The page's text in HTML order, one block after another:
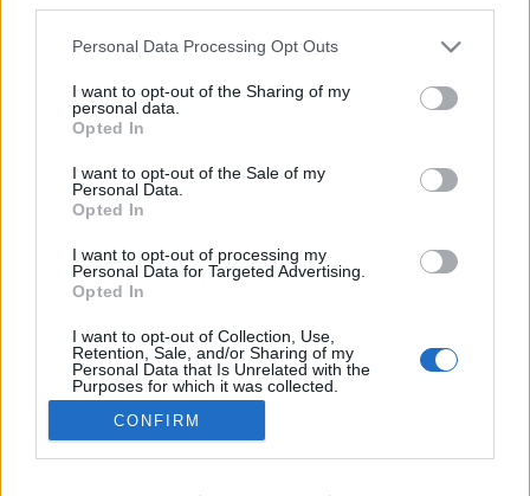
consent section.
Personal Data Processing Opt Outs
I want to opt-out of the Sharing of my
personal data.
Opted In
I want to opt-out of the Sale of my
Personal Data.
Opted In
I want to opt-out of processing my
Personal Data for Targeted Advertising.
Opted In
I want to opt-out of Collection, Use,
Retention, Sale, and/or Sharing of my
Personal Data that Is Unrelated with the
Purposes for which it was collected.
Opted Out
Google consents
CONFIRM
mettrons cette page à jour dès que ce sera le
Pour suivre l'
pas à vous rendre chez notre partenaire
RezoSport.com qui sélectionne l'actu boxe issue
classements, calendriers et résultats.
Nous contacter|